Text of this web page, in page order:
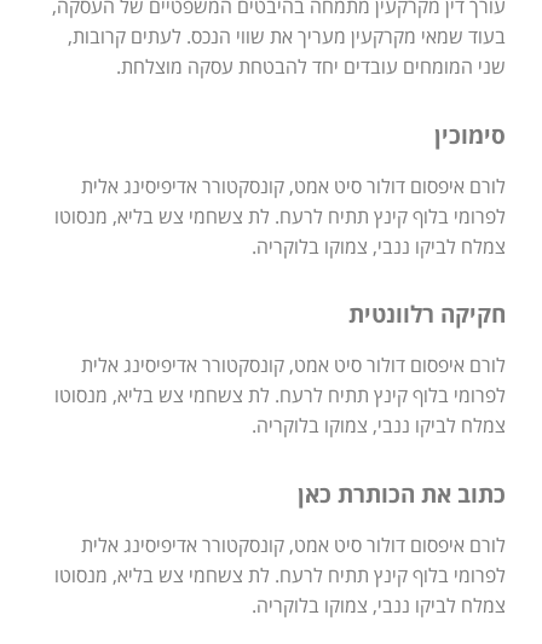
עורך דין מקרקעין מתמחה בהיבטים המשפטיים של העסקה,
בעוד שמאי מקרקעין מעריך את שווי הנכס. לעתים קרובות,
שני המומחים עובדים יחד להבטחת עסקה מוצלחת.
סימוכין
לורם איפסום דולור סיט אמט, קונסקטורר אדיפיסינג אלית
לפרומי בלוף קינץ תתיח לרעח. לת צשחמי צש בליא, מנסוטו
צמלח לביקו ננבי, צמוקו בלוקריה.
חקיקה רלוונטית
לורם איפסום דולור סיט אמט, קונסקטורר אדיפיסינג אלית
לפרומי בלוף קינץ תתיח לרעח. לת צשחמי צש בליא, מנסוטו
צמלח לביקו ננבי, צמוקו בלוקריה.
כתוב את הכותרת כאן
לורם איפסום דולור סיט אמט, קונסקטורר אדיפיסינג אלית
לפרומי בלוף קינץ תתיח לרעח. לת צשחמי צש בליא, מנסוטו
צמלח לביקו ננבי, צמוקו בלוקריה.